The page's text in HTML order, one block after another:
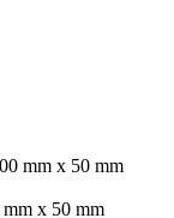
x 50 mm